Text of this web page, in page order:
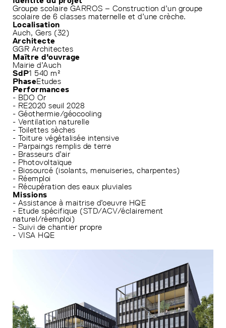
Groupe scolaire GARROS – Construction d’un groupe
scolaire de 6 classes maternelle et d’une crèche.
Localisation
Auch, Gers (32)
Architecte
GGR Architectes
Maître d'ouvrage
Mairie d’Auch
SdP1 540 m²
PhaseEtudes
Performances
- BDO Or
- RE2020 seuil 2028
- Géothermie/géocooling
- Ventilation naturelle
- Toilettes sèches
- Toiture végétalisée intensive
- Parpaings remplis de terre
- Brasseurs d’air
- Photovoltaïque
- Biosourcé (isolants, menuiseries, charpentes)
- Réemploi
- Récupération des eaux pluviales
Missions
- Assistance à maitrise d’oeuvre HQE
- Etude spécifique (STD/ACV/éclairement
naturel/réemploi)
- Suivi de chantier propre
- VISA HQE